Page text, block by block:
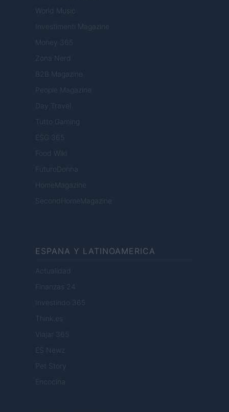
World Music
Investimenti Magazine
Money 365
Zona Nerd
B2B Magazine
People Magazine
Day Travel
Tutto Gaming
ESG 365
Food Wiki
FuturoDonna
HomeMagazine
SecondHomeMagazine
ESPANA Y LATINOAMERICA
Actualidad
Finanzas 24
Investindo 365
Think.es
Viajar 365
ES Newz
Pet Story
Encocina